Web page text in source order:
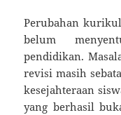
Perubahan
belum
pendidikan.
revisi masih
kesejahteraan
yang berhasil